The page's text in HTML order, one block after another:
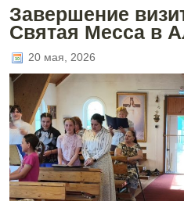
Завершение
Святая Месса в
20 мая, 2026